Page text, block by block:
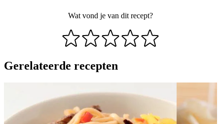
Wat vond je van dit recept?
Gerelateerde recepten